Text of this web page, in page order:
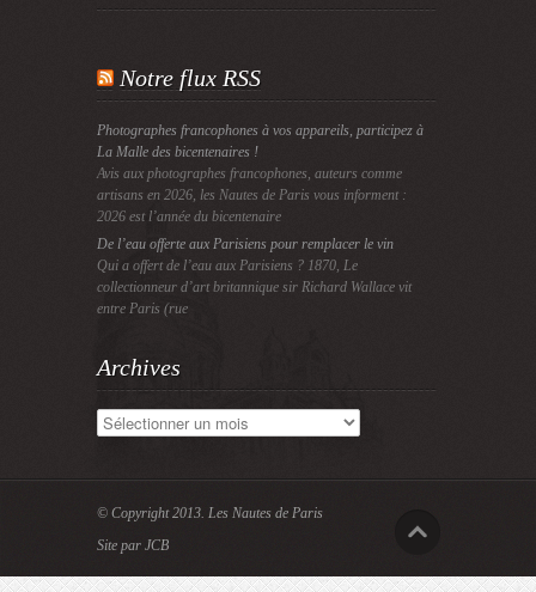
Notre flux RSS
Photographes francophones à vos appareils, participez à
La Malle des bicentenaires !
Avis aux photographes francophones, auteurs comme
artisans en 2026, les Nautes de Paris vous informent :
2026 est l’année du bicentenaire
De l’eau offerte aux Parisiens pour remplacer le vin
Qui a offert de l’eau aux Parisiens ? 1870, Le
collectionneur d’art britannique sir Richard Wallace vit
entre Paris (rue
Archives
Archives
© Copyright 2013. Les Nautes de Paris
Site par JCB